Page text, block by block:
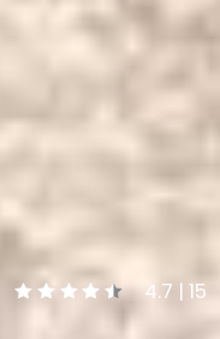
4.7 | 15